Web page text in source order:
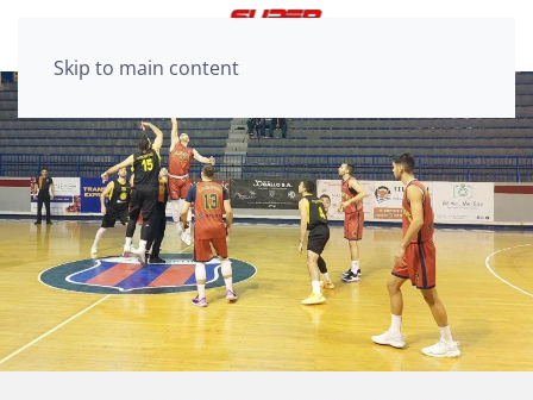
Skip to main content